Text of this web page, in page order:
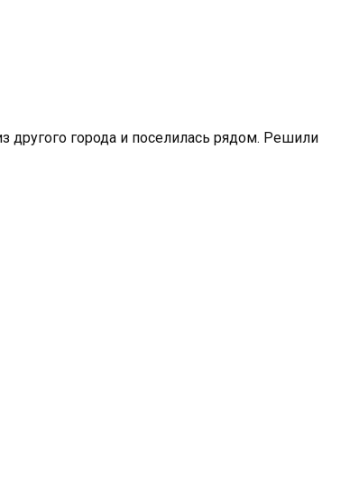
города и поселилась рядом. Решили